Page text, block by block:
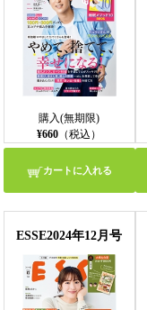
購入(無期限)
¥660 （税込）
カートに入れる
ESSE2024年12月号